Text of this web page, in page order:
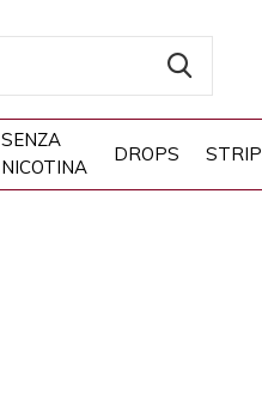
SENZA
NICOTINA
DROPS